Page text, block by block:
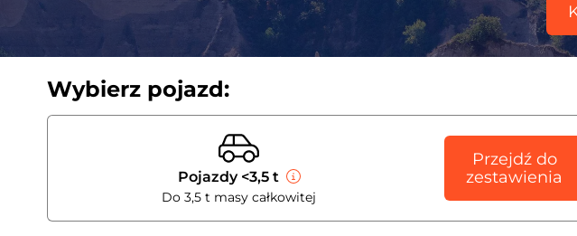
Wybierz pojazd:
Pojazdy <3,5 t
Do 3,5 t masy całkowitej
Przejdź do
zestawienia